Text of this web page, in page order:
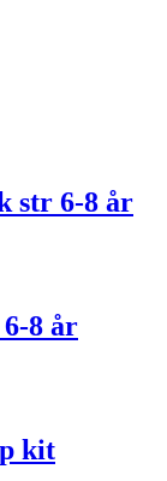
str 6-8 år
8 år
kit